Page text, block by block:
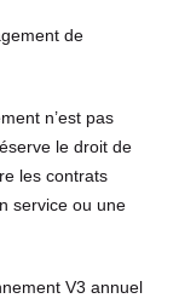
de
n’est pas
le droit de
les contrats
service ou une
V3 annuel